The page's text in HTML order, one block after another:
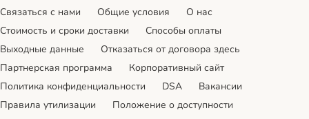
Связаться с нами Общие условия
О нас
Стоимость и сроки доставки
Cпособы оплаты
Выходные данные
Отказаться от договора здесь
Партнерская программа
Корпоративный сайт
Политика конфиденциальности
DSA
Вакансии
Правила утилизации
Положение о доступности